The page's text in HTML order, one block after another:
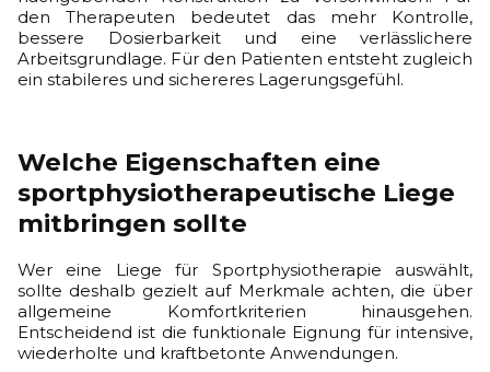
den Therapeuten bedeutet das mehr Kontrolle,
bessere Dosierbarkeit und eine verlässlichere
Arbeitsgrundlage. Für den Patienten entsteht zugleich
ein stabileres und sichereres Lagerungsgefühl.
Welche Eigenschaften eine
sportphysiotherapeutische Liege
mitbringen sollte
Wer eine Liege für Sportphysiotherapie auswählt,
sollte deshalb gezielt auf Merkmale achten, die über
allgemeine Komfortkriterien hinausgehen.
Entscheidend ist die funktionale Eignung für intensive,
wiederholte und kraftbetonte Anwendungen.